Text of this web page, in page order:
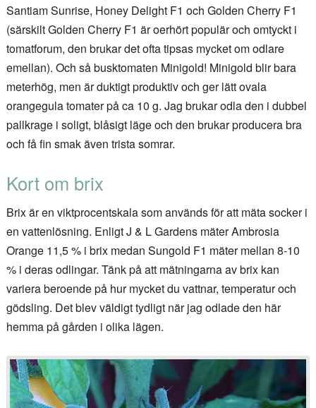
Santiam Sunrise, Honey Delight F1 och Golden Cherry F1
(särskilt Golden Cherry F1 är oerhört populär och omtyckt i
tomatforum, den brukar det ofta tipsas mycket om odlare
emellan). Och så busktomaten Minigold! Minigold blir bara
meterhög, men är duktigt produktiv och ger lätt ovala
orangegula tomater på ca 10 g. Jag brukar odla den i dubbel
pallkrage i soligt, blåsigt läge och den brukar producera bra
och få fin smak även trista somrar.
Kort om brix
Brix är en viktprocentskala som används för att mäta socker i
en vattenlösning. Enligt J & L Gardens mäter Ambrosia
Orange 11,5 % i brix medan Sungold F1 mäter mellan 8-10
% i deras odlingar. Tänk på att mätningarna av brix kan
variera beroende på hur mycket du vattnar, temperatur och
gödsling. Det blev väldigt tydligt när jag odlade den här
hemma på gården i olika lägen.